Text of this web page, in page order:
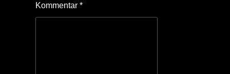
Kommentar *